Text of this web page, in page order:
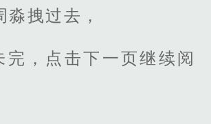
淼拽过去，
完，点击下一页继续阅